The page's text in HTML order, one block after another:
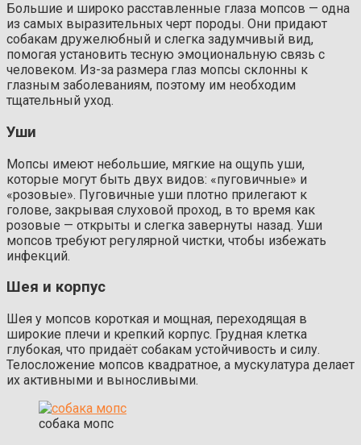
Большие и широко расставленные глаза мопсов — одна
из самых выразительных черт породы. Они придают
собакам дружелюбный и слегка задумчивый вид,
помогая установить тесную эмоциональную связь с
человеком. Из-за размера глаз мопсы склонны к
глазным заболеваниям, поэтому им необходим
тщательный уход.
Уши
Мопсы имеют небольшие, мягкие на ощупь уши,
которые могут быть двух видов: «пуговичные» и
«розовые». Пуговичные уши плотно прилегают к
голове, закрывая слуховой проход, в то время как
розовые — открыты и слегка завернуты назад. Уши
мопсов требуют регулярной чистки, чтобы избежать
инфекций.
Шея и корпус
Шея у мопсов короткая и мощная, переходящая в
широкие плечи и крепкий корпус. Грудная клетка
глубокая, что придаёт собакам устойчивость и силу.
Телосложение мопсов квадратное, а мускулатура делает
их активными и выносливыми.
собака мопс